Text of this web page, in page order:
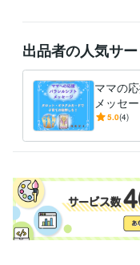
お気軽に
ホーム画面の「メッセージ
のところから
お問い合わせください。
こちらから
返信させていただきまして
させていただきます❤️
ご納得いただけましたら
サービスのご購入のお手続
お願いいたします(*^^*)
出品者の人気サ
ママの
メッセ
ロット
5.0(4)